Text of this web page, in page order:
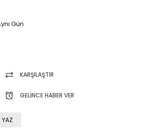
Gün
KARŞILAŞTIR
GELINCE HABER VER
YAZ